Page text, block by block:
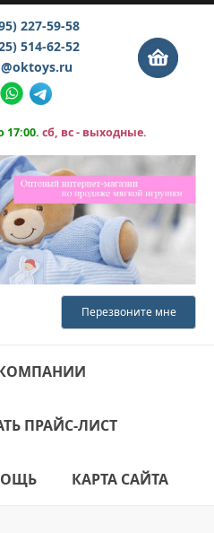
227-59-58
514-62-52
17:00. сб, вс - выходные.
ПРАЙС-ЛИСТ
КАРТА САЙТА